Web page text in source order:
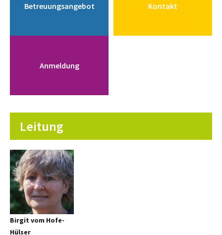
Betreuungsangebot Kontakt
Anmeldung
Leitung
Birgit vom Hofe-
Hülser